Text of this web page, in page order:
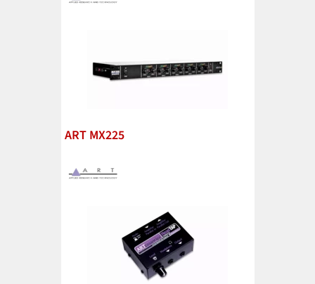
ART MX225